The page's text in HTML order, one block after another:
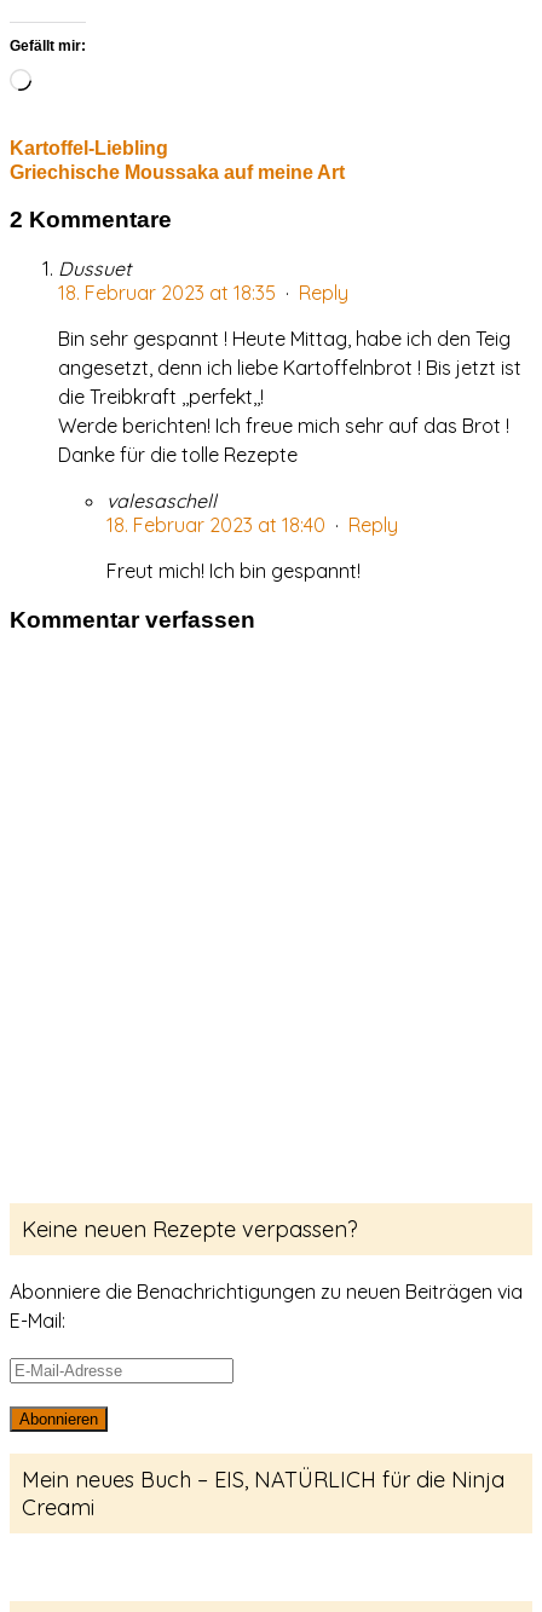
Gefällt mir:
Wird
Kartoffel-Liebling
Griechische Moussaka auf meine Art
2 Kommentare
Dussuet
18. Februar 2023 at 18:35 · Reply
Bin sehr gespannt ! Heute Mittag, habe ich den Teig
angesetzt, denn ich liebe Kartoffelnbrot ! Bis jetzt ist
die Treibkraft ,,perfekt,,!
Werde berichten! Ich freue mich sehr auf das Brot !
Danke für die tolle Rezepte
valesaschell
18. Februar 2023 at 18:40 · Reply
Freut mich! Ich bin gespannt!
Kommentar verfassen
Keine neuen Rezepte verpassen?
Abonniere die Benachrichtigungen zu neuen Beiträgen via
E-Mail:
E-
Adresse
Abonnieren
Mein neues Buch – EIS, NATÜRLICH für die Ninja
Creami